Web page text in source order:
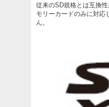
従来のSD規格とは互換
モリーカードのみに対応
ん。